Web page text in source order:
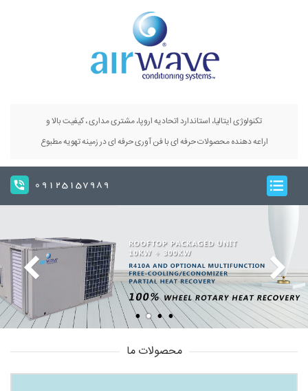
تکنولوژی ایتالیا، استاندارد اتحادیه اروپا، مشتری مداری ، کیفیت بالا و
اراعه دهنده محصولات حرفه ای با فن آوری حرفه ای در زمینه تهویه مطبوع
09125157989
محصولات ما